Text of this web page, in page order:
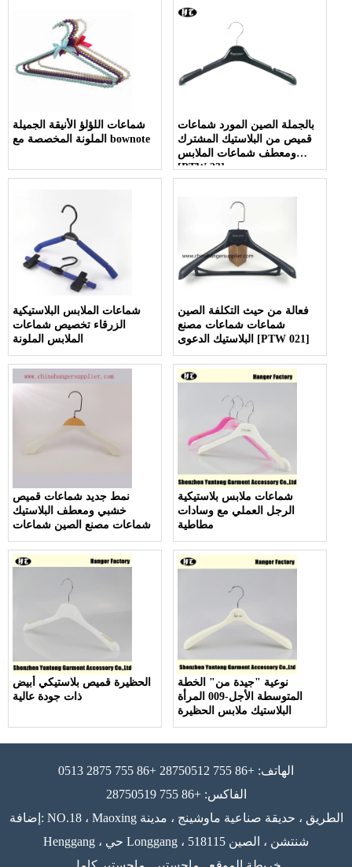
شماعات اللؤلؤ الأنيقة الجميلة
الملونة المخصصة مع bownote
بالجملة الصين المورد شماعات
قميص من البلاستيك المشترك
ومعطف شماعات الملابس
[PTW 23]
شماعات الملابس البلاستيكية
الزرقاء تخصيص شماعات
الملابس الملونة
فعالة من حيث التكلفة الصين
شماعات شماعات مصنع
البلاستيك الدعوى [PTW 021]
نمط جديد شماعات قميص
خشبي ومعطف البلاستيك
شماعات مصنع الصين شماعات
شماعات ملابس بلاستيكية
الرجل العملي مع وسادات
مطاطية
الحظيرة قميص بلاستيكي أبيض
ذات جودة عالية
نوعية "جيدة من" الخطة
المتوسطة الأجل-009 المرأة
البلاستيك ملابس الحظيرة
الهاتف: +86 755 28750512 +86 755 2875 0513
الفاكس: +86 755 28750519
إضافة: NO.18 ، Maoxing الطريق ، حديقة صناعية ماوشينج ، مدينة
Henggang ، حي Longgang ، 518115 شنتشن ، الصين